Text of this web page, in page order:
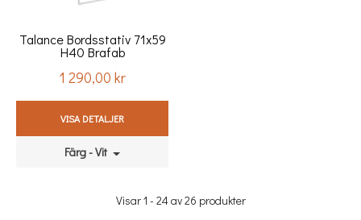
Talance Bordsstativ 71x59
H40 Brafab
Pris
1 290,00 kr
VISA DETALJER
Färg - Vit
Visar 1 - 24 av 26 produkter